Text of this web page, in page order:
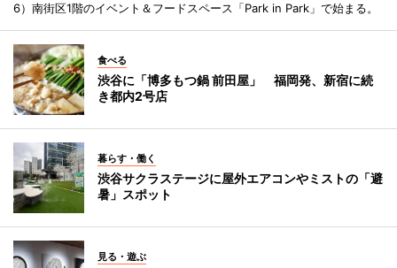
6）南街区1階のイベント＆フードスペース「Park in Park」で始まる。
食べる
渋谷に「博多もつ鍋 前田屋」 福岡発、新宿に続
き都内2号店
暮らす・働く
渋谷サクラステージに屋外エアコンやミストの「避
暑」スポット
見る・遊ぶ